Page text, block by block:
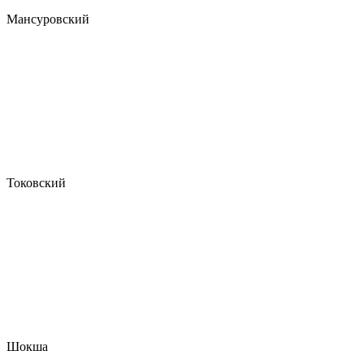
Мансуровский
Токовский
Шокша